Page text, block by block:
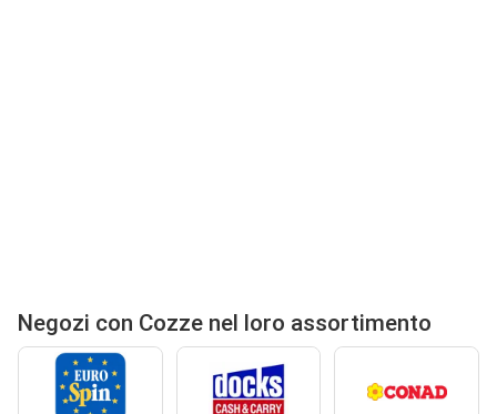
Negozi con Cozze nel loro assortimento